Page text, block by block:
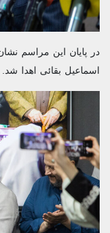
در پایان این مراسم
اسماعیل بقائی اهدا شد.